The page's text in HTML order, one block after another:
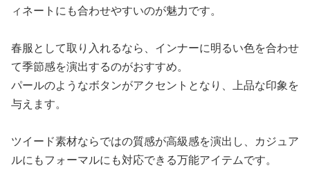
ィネートにも合わせやすいのが魅力です。
春服として取り入れるなら、インナーに明るい色を合わせ
て季節感を演出するのがおすすめ。
パールのようなボタンがアクセントとなり、上品な印象を
与えます。
ツイード素材ならではの質感が高級感を演出し、カジュア
ルにもフォーマルにも対応できる万能アイテムです。